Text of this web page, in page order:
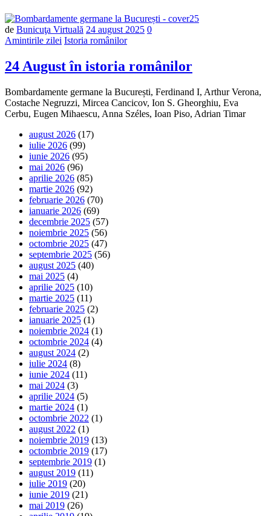
de Bunicuţa Virtuală 24 august 2025 Număr
0
Amintirile zilei Istoria românilor
24 August în istoria românilor
Bombardamente germane la București, Ferdinand I, Arthur Verona,
Costache Negruzzi, Mircea Cancicov, Ion S. Gheorghiu, Eva
Cerbu, Eugen Mihaescu, Anna Széles, Ioan Piso, Adrian Timar
august 2026 (17)
iulie 2026 (99)
iunie 2026 (95)
mai 2026 (96)
aprilie 2026 (85)
martie 2026 (92)
februarie 2026 (70)
ianuarie 2026 (69)
decembrie 2025 (57)
noiembrie 2025 (56)
octombrie 2025 (47)
septembrie 2025 (56)
august 2025 (40)
mai 2025 (4)
aprilie 2025 (10)
martie 2025 (11)
februarie 2025 (2)
ianuarie 2025 (1)
noiembrie 2024 (1)
octombrie 2024 (4)
august 2024 (2)
iulie 2024 (8)
iunie 2024 (11)
mai 2024 (3)
aprilie 2024 (5)
martie 2024 (1)
octombrie 2022 (1)
august 2022 (1)
noiembrie 2019 (13)
octombrie 2019 (17)
septembrie 2019 (1)
august 2019 (11)
iulie 2019 (20)
iunie 2019 (21)
mai 2019 (26)